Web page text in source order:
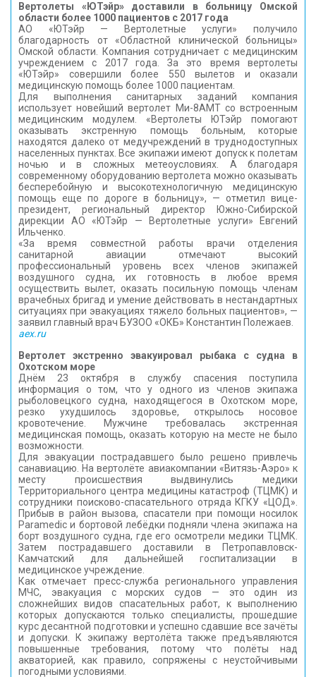
Вертолеты «ЮТэйр» доставили в больницу Омской
области более 1000 пациентов с 2017 года
АО «ЮТэйр — Вертолетные услуги» получило
благодарность от «Областной клинической больницы»
Омской области. Компания сотрудничает с медицинским
учреждением с 2017 года. За это время вертолеты
«ЮТэйр» совершили более 550 вылетов и оказали
медицинскую помощь более 1000 пациентам.
Для выполнения санитарных заданий компания
использует новейший вертолет Ми-8АМТ со встроенным
медицинским модулем. «Вертолеты ЮТэйр помогают
оказывать экстренную помощь больным, которые
находятся далеко от медучреждений в труднодоступных
населенных пунктах. Все экипажи имеют допуск к полетам
ночью и в сложных метеоусловиях. А благодаря
современному оборудованию вертолета можно оказывать
бесперебойную и высокотехнологичную медицинскую
помощь еще по дороге в больницу», — отметил вице-
президент, региональный директор Южно-Сибирской
дирекции АО «ЮТэйр — Вертолетные услуги» Евгений
Ильченко.
«За время совместной работы врачи отделения
санитарной авиации отмечают высокий
профессиональный уровень всех членов экипажей
воздушного судна, их готовность в любое время
осуществить вылет, оказать посильную помощь членам
врачебных бригад и умение действовать в нестандартных
ситуациях при эвакуациях тяжело больных пациентов», —
заявил главный врач БУЗОО «ОКБ» Константин Полежаев.
aex.ru
Вертолет экстренно эвакуировал рыбака с судна в
Охотском море
Днём 23 октября в службу спасения поступила
информация о том, что у одного из членов экипажа
рыболовецкого судна, находящегося в Охотском море,
резко ухудшилось здоровье, открылось носовое
кровотечение. Мужчине требовалась экстренная
медицинская помощь, оказать которую на месте не было
возможности.
Для эвакуации пострадавшего было решено привлечь
санавиацию. На вертолёте авиакомпании «Витязь-Аэро» к
месту происшествия выдвинулись медики
Территориального центра медицины катастроф (ТЦМК) и
сотрудники поисково-спасательного отряда КГКУ «ЦОД».
Прибыв в район вызова, спасатели при помощи носилок
Рaramedic и бортовой лебёдки подняли члена экипажа на
борт воздушного судна, где его осмотрели медики ТЦМК.
Затем пострадавшего доставили в Петропавловск-
Камчатский для дальнейшей госпитализации в
медицинское учреждение.
Как отмечает пресс-служба регионального управления
МЧС, эвакуация с морских судов — это один из
сложнейших видов спасательных работ, к выполнению
которых допускаются только специалисты, прошедшие
курс десантной подготовки и успешно сдавшие все зачёты
и допуски. К экипажу вертолёта также предъявляются
повышенные требования, потому что полёты над
акваторией, как правило, сопряжены с неустойчивыми
погодными условиями.